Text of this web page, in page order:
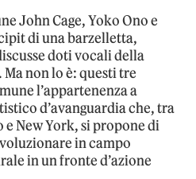
John Cage, Yoko Ono e
di una barzelletta,
doti vocali della
non lo è: questi tre
l’appartenenza a
d’avanguardia che, tra
New York, si propone di
in campo
in un fronte d’azione